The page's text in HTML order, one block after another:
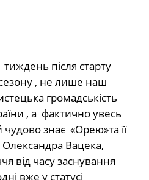
після старту
, не лише наш
громадськість
, а фактично увесь
знає «Орею»та її
Олександра Вацека,
від часу заснування
вже у статусі